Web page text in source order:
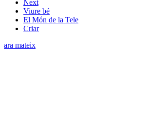
Next
Viure bé
El Món de la Tele
Criar
ara mateix